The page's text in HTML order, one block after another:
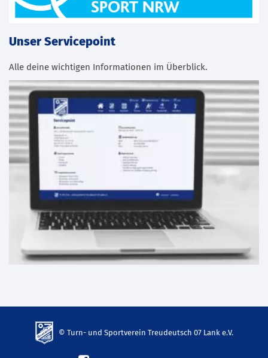
Unser Servicepoint
Alle deine wichtigen Informationen im Überblick.
© Turn- und Sportverein Treudeutsch 07 Lank e.V.